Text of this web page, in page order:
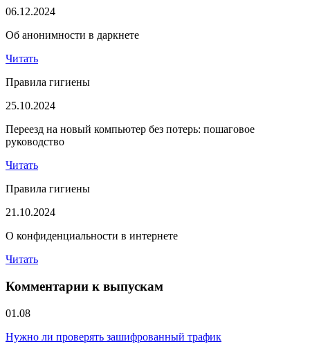
06.12.2024
Об анонимности в даркнете
Читать
Правила гигиены
25.10.2024
Переезд на новый компьютер без потерь: пошаговое
руководство
Читать
Правила гигиены
21.10.2024
О конфиденциальности в интернете
Читать
Комментарии к выпускам
01.08
Нужно ли проверять зашифрованный трафик